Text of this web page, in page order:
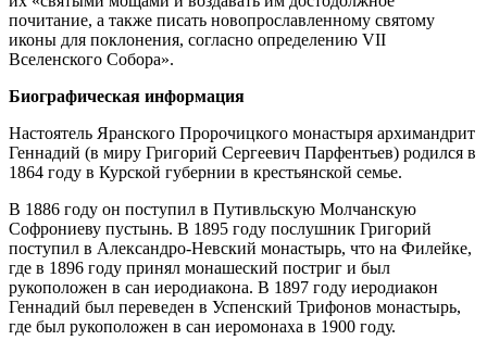
почитание, а также писать новопрославленному святому
иконы для поклонения, согласно определению VII
Вселенского Собора».
Биографическая информация
Настоятель Яранского Пророчицкого монастыря архимандрит
Геннадий (в миру Григорий Сергеевич Парфентьев) родился в
1864 году в Курской губернии в крестьянской семье.
В 1886 году он поступил в Путивльскую Молчанскую
Софрониеву пустынь. В 1895 году послушник Григорий
поступил в Александро-Невский монастырь, что на Филейке,
где в 1896 году принял монашеский постриг и был
рукоположен в сан иеродиакона. В 1897 году иеродиакон
Геннадий был переведен в Успенский Трифонов монастырь,
где был рукоположен в сан иеромонаха в 1900 году.